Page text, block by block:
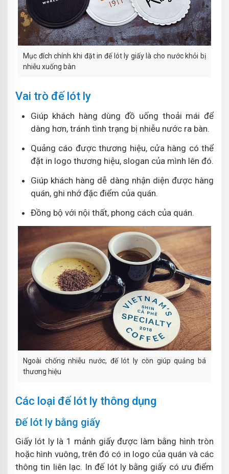
Mục đích chính khi đặt in đế lót ly giấy là cho nước khỏi bị
nhiễu xuống bàn
Vai trò đế lót ly
Giúp khách hàng dùng đồ uống thoải mái để
dàng hơn, tránh tình trạng bị nhiễu nước ra bàn.
Quảng cáo được thương hiệu, cửa hàng có thể
đặt in logo thương hiệu, slogan của mình lên đó.
Giúp khách hàng dễ dàng nhận diện được hàng
quán, ghi nhớ đặc điểm của quán.
Đồng bộ với nội thất, phong cách của quán.
Ngoài chống nhiễu nước, đế lót ly còn giúp quảng bá
thương hiệu
Các loại đế lót ly thông dụng
Đế lót ly bằng giấy
Giấy lót ly là 1 mảnh giấy được làm bằng hình tròn
hoặc hình vuông, trên đó có in logo của quán và các
thông tin liên lạc. In đế lót ly bằng giấy có ưu điểm